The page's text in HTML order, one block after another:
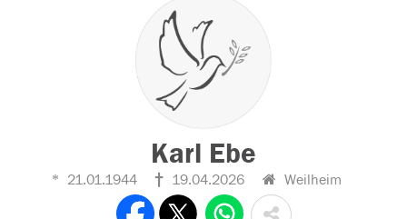
Karl Ebe
21.01.1944 19.04.2026 Weilheim